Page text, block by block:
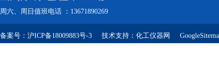
周六、周日值班电话 ：13671890269
备案号： 沪ICP备18009883号-3 技术支持： 化工仪器网